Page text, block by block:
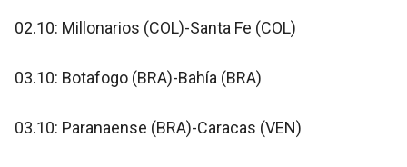
02.10: Millonarios (COL)-Santa Fe (COL)
03.10: Botafogo (BRA)-Bahía (BRA)
03.10: Paranaense (BRA)-Caracas (VEN)